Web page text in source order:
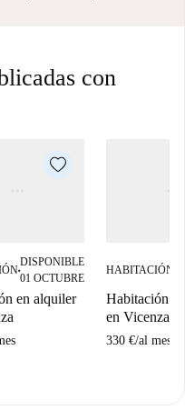
con
■
DISPONIBLE
01 OCTUBRE
en alquiler
HABITACIÓN
Habitación
en Vicenza
330 €/al mes